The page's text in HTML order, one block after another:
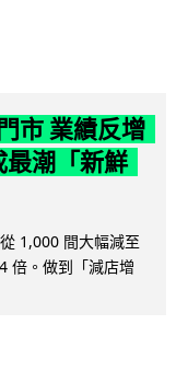
市 業績反增
最潮「新鮮
1,000 間大幅減至
倍。做到「減店增